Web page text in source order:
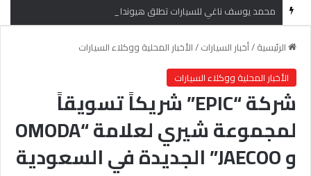
الرئيسية/أخبار السيارات/الأخبار المحلية ووكلاء السيارات
الأخبار المحلية ووكلاء السيارات
شركة “EPIC” شريكاً تسويقاً
لمجموعة شيري لعلامة “OMODA
و JAECOO” الجديدة في السعودية